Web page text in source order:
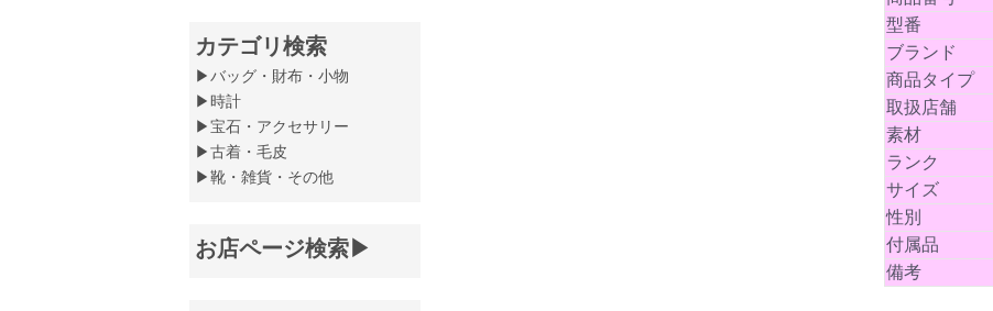
カテゴリ検索
▶バッグ・財布・小物
▶時計
▶宝石・アクセサリー
▶古着・毛皮
▶靴・雑貨・その他
お店ページ検索▶
型番
ブランド
商品タイプ
取扱店舗
素材
ランク
サイズ
性別
付属品
備考